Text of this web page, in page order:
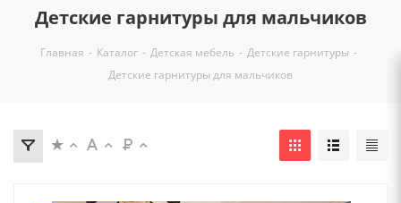
Детские гарнитуры для мальчиков
Главная - Каталог - Детская мебель - Детские гарнитуры -
Детские гарнитуры для мальчиков